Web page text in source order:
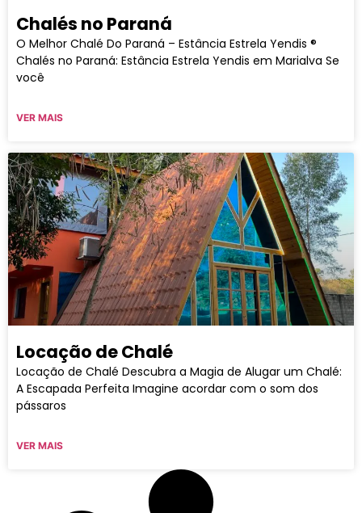
Chalés no Paraná
O Melhor Chalé Do Paraná – Estância Estrela Yendis ®
Chalés no Paraná: Estância Estrela Yendis em Marialva Se
você
VER MAIS
Locação de Chalé
Locação de Chalé Descubra a Magia de Alugar um Chalé:
A Escapada Perfeita Imagine acordar com o som dos
pássaros
VER MAIS